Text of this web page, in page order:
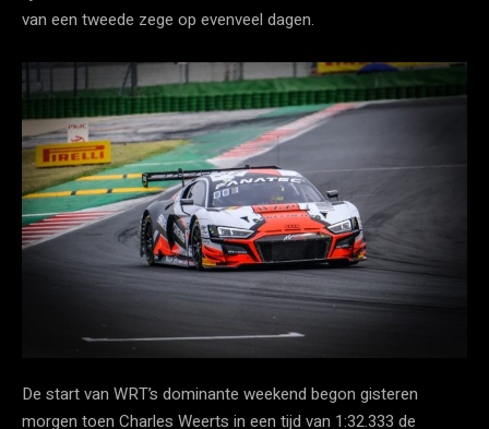
van een tweede zege op evenveel dagen.
De start van WRT’s dominante weekend begon gisteren
morgen toen Charles Weerts in een tijd van 1:32.333 de